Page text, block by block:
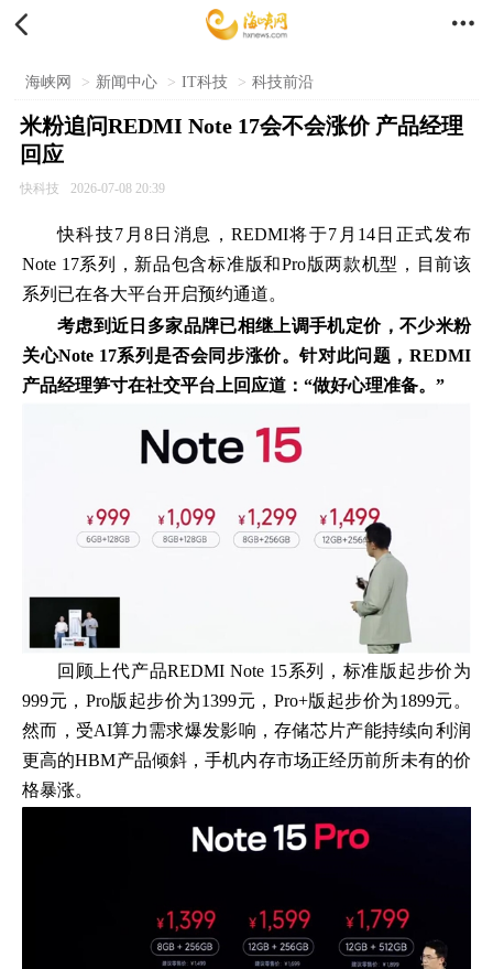
 
海峡网 > 新闻中心 > IT科技 > 科技前沿
米粉追问REDMI Note 17会不会涨价 产品经理
回应
快科技 2026-07-08 20:39
快科技7月8日消息，REDMI将于7月14日正式发布
Note 17系列，新品包含标准版和Pro版两款机型，目前该
系列已在各大平台开启预约通道。
考虑到近日多家品牌已相继上调手机定价，不少米粉
关心Note 17系列是否会同步涨价。针对此问题，REDMI
产品经理笋寸在社交平台上回应道：“做好心理准备。”
回顾上代产品REDMI Note 15系列，标准版起步价为
999元，Pro版起步价为1399元，Pro+版起步价为1899元。
然而，受AI算力需求爆发影响，存储芯片产能持续向利润
更高的HBM产品倾斜，手机内存市场正经历前所未有的价
格暴涨。